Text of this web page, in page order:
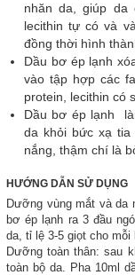
nhăn da, giúp da
lecithin tự có và
đồng thời hình
Dầu bơ ép lạnh
vào tập hợp các
protein, lecithin có
Dầu bơ ép lạnh
da khỏi bức xạ
nắng, thậm chí là
HƯỚNG DẪN SỬ DỤNG
Dưỡng vùng mắt và
bơ ép lạnh ra 3 đầu
da, tỉ lệ 3-5 giọt cho mỗi
Dưỡng toàn thân: sau
toàn bộ da. Pha 10ml